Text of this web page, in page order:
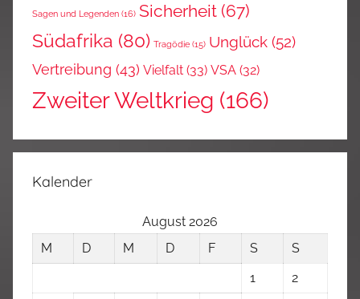
Sagen und Legenden (16) Sicherheit (67)
Südafrika (80) Tragödie (15) Unglück (52)
Vertreibung (43) Vielfalt (33) VSA (32)
Zweiter Weltkrieg (166)
Kalender
August 2026
M
D M D F S
S
1
2